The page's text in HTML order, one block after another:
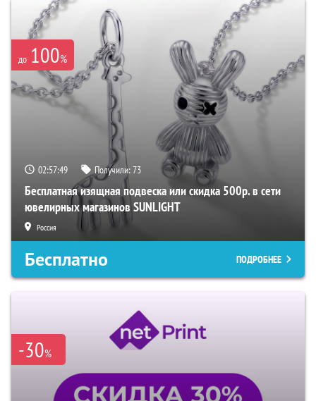
до 100%
02:57:49 Получили:73
Бесплатная изящная подвеска или скидка 500р. в сети
ювелирных магазинов SUNLIGHT
Россия
Бесплатно ПОДРОБНЕЕ
-30%